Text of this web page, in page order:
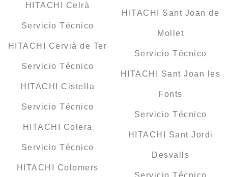
HITACHI Celrà
Servicio Técnico
HITACHI Cervià de Ter
Servicio Técnico
HITACHI Cistella
Servicio Técnico
HITACHI Colera
Servicio Técnico
HITACHI Colomers
HITACHI Sant Joan de
Mollet
Servicio Técnico
HITACHI Sant Joan les
Fonts
Servicio Técnico
HITACHI Sant Jordi
Desvalls
Servicio Técnico